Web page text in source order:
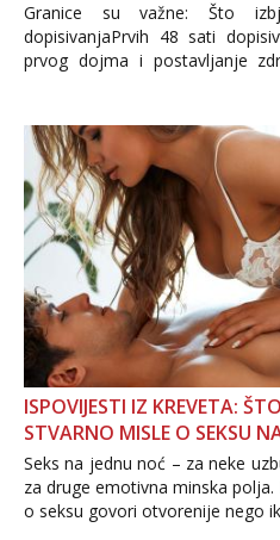
Granice su važne: Što
dopisivanjaPrvih 48 sati
prvog dojma i postavljanje
Važno je izbjeći prebrzo
informacija, jer nepoznata
povjerenje. Takođe...
ISPOVIJESTI IZ KREVETA:
STVARNO MISLE O SEKSU
Seks na jednu noć – za neke
za druge emotivna minska
o seksu govori otvorenije nego
dalje izaziva burne rasprave.